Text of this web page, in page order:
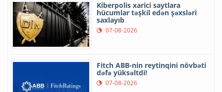
Kiberpolis xarici saytlara
hücumlar təşkil edən şəxsləri
saxlayıb
07-08-2026
Fitch ABB-nin reytinqini növbəti
dəfə yüksəltdi!
07-08-2026